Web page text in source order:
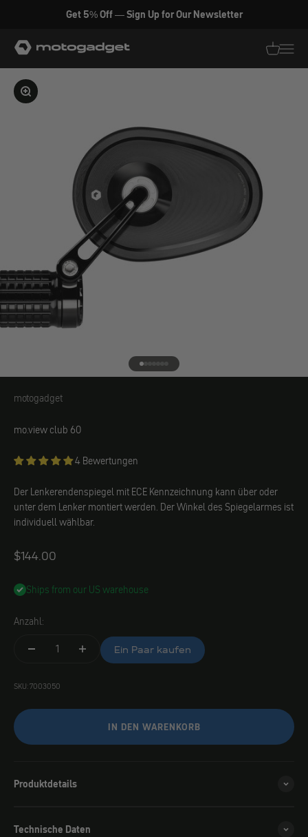
Zum Inhalt springen
Get 5% Off — Sign Up for Our Newsletter
motogadget GmbH
Bild vergrößern
Gehe zu Element 1
Gehe zu Element 2
Gehe zu Element 3
Gehe zu Element 4
Gehe zu Element 5
Gehe zu Element 6
Gehe zu Element 7
motogadget
motogadget
mo.view club 60
4 Bewertungen
Der Lenkerendenspiegel mit ECE Kennzeichnung kann über oder
unter dem Lenker montiert werden. Der Winkel des Spiegelarmes ist
individuell wählbar.
Angebot
$144.00
Ships from our US warehouse
Anzahl:
Ein Paar kaufen
SKU: 7003050
IN DEN WARENKORB
Produktdetails
Technische Daten